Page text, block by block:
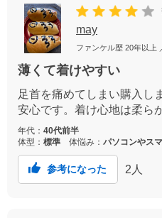
may
ファンケル歴 20年以上
薄くて着けやすい
足首を痛めてしまい購入し
安心です。着け心地は柔ら
年代： 40代前半
体型： 標準 体悩み： パソコンやス
参考になった 2 人